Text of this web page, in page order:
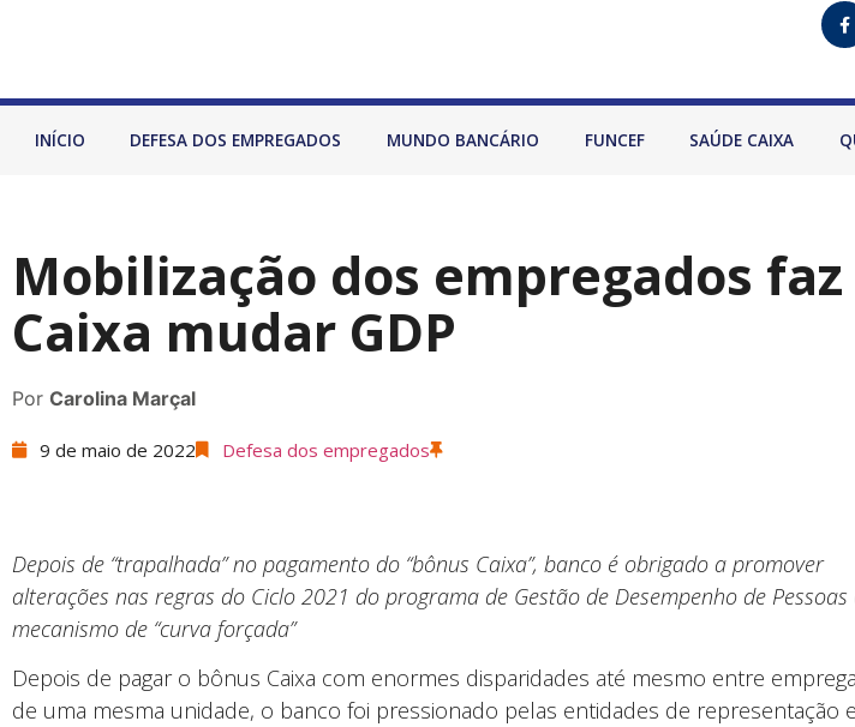
INÍCIO DEFESA DOS EMPREGADOS MUNDO BANCÁRIO FUNCEF SAÚDE CAIXA
Mobilização dos empregados faz
Caixa mudar GDP
Por Carolina Marçal
9 de maio de 2022 Defesa dos empregados
Depois de “trapalhada” no pagamento do “bônus Caixa”, banco é obrigado a promover
alterações nas regras do Ciclo 2021 do programa de Gestão de Desempenho de Pessoas
mecanismo de “curva forçada”
Depois de pagar o bônus Caixa com enormes disparidades até mesmo entre
de uma mesma unidade, o banco foi pressionado pelas entidades de representação e